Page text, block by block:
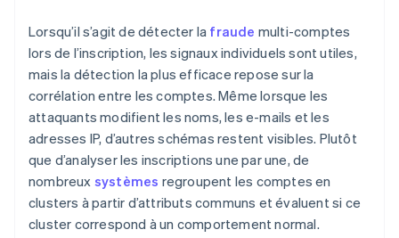
Lorsqu’il s’agit de détecter la fraude multi-comptes
lors de l’inscription, les signaux individuels sont utiles,
mais la détection la plus efficace repose sur la
corrélation entre les comptes. Même lorsque les
attaquants modifient les noms, les e-mails et les
adresses IP, d’autres schémas restent visibles. Plutôt
que d’analyser les inscriptions une par une, de
nombreux systèmes regroupent les comptes en
clusters à partir d’attributs communs et évaluent si ce
cluster correspond à un comportement normal.